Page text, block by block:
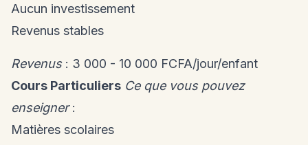
Aucun investissement
Revenus stables
Revenus: 3 000 - 10 000 FCFA/jour/enfant
Cours Particuliers Ce que vous pouvez
enseigner:
Matières scolaires